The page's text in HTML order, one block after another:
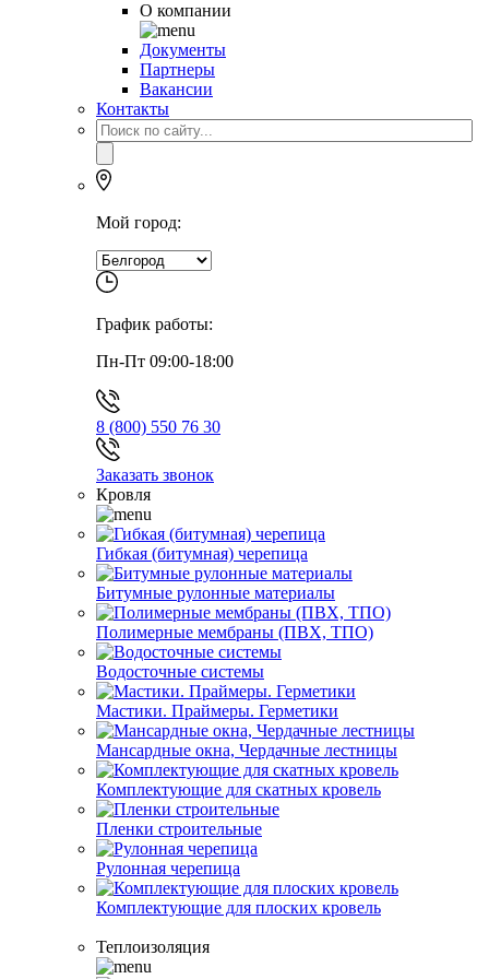
О компании
Документы
Партнеры
Вакансии
Контакты
Мой город:
График работы:
Пн-Пт 09:00-18:00
8 (800) 550 76 30
Заказать звонок
Кровля
Гибкая (битумная) черепица
Битумные рулонные материалы
Полимерные мембраны (ПВХ, ТПО)
Водосточные системы
Мастики. Праймеры. Герметики
Мансардные окна, Чердачные лестницы
Комплектующие для скатных кровель
Пленки строительные
Рулонная черепица
Комплектующие для плоских кровель
Теплоизоляция